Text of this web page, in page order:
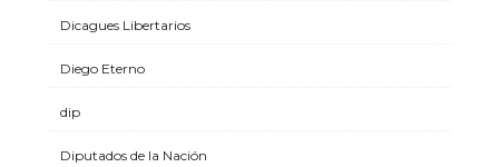
Dicagues Libertarios
Diego Eterno
dip
Diputados de la Nación